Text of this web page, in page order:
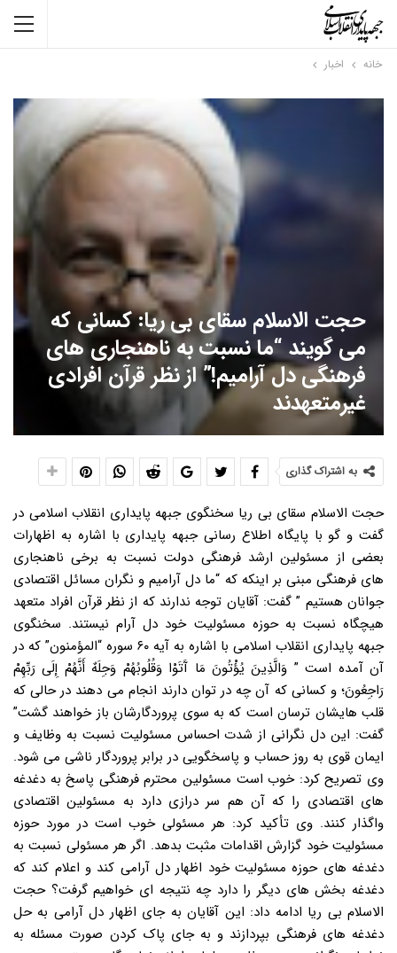
خانه اخبار
حجت الاسلام سقای بی ریا: کسانی که
می گویند “ما نسبت به ناهنجاری های
فرهنگی دل آرامیم!” از نظر قرآن افرادی
غیرمتعهدند
به اشتراک گذاری
حجت الاسلام سقای بی ریا سخنگوی جبهه پایداری انقلاب اسلامی در
گفت و گو با پایگاه اطلاع رسانی جبهه پایداری با اشاره به اظهارات
بعضی از مسئولین ارشد فرهنگی دولت نسبت به برخی ناهنجاری
های فرهنگی مبنی بر اینکه که “ما دل آرامیم و نگران مسائل اقتصادی
جوانان هستیم ” گفت: آقایان توجه ندارند که از نظر قرآن افراد متعهد
هیچگاه نسبت به حوزه مسئولیت خود دل آرام نیستند. سخنگوی
جبهه پایداری انقلاب اسلامی با اشاره به آیه ۶۰ سوره “المؤمنون” که در
آن آمده است ” وَالَّذِینَ یُؤْتُونَ مَا آَتَوْا وَقُلُوبُهُمْ وَجِلَهٌ أَنَّهُمْ إِلَی رَبِّهِمْ
رَاجِعُونَ؛ و کسانی که آن چه در توان دارند انجام می دهند در حالی که
قلب هایشان ترسان است که به سوی پروردگارشان باز خواهند گشت”
گفت: این دل نگرانی از شدت احساس مسئولیت نسبت به وظایف و
ایمان قوی به روز حساب و پاسخگویی در برابر پروردگار ناشی می شود.
وی تصریح کرد: خوب است مسئولین محترم فرهنگی پاسخ به دغدغه
های اقتصادی را که آن هم سر درازی دارد به مسئولین اقتصادی
واگذار کنند. وی تأکید کرد: هر مسئولی خوب است در مورد حوزه
مسئولیت خود گزارش اقدامات مثبت بدهد. اگر هر مسئولی نسبت به
دغدغه های حوزه مسئولیت خود اظهار دل آرامی کند و اعلام کند که
دغدغه بخش های دیگر را دارد چه نتیجه ای خواهیم گرفت؟ حجت
الاسلام بی ریا ادامه داد: این آقایان به جای اظهار دل آرامی به حل
دغدغه های فرهنگی بپردازند و به جای پاک کردن صورت مسئله به